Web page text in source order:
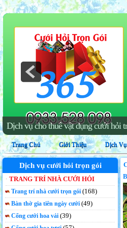
Dịch vụ cho thuê vật dụng cưới hỏi
Trang Chủ Giới Thiệu Dịch
Dịch vụ cưới hỏi trọn gói
TRANG TRÍ NHÀ CƯỚI HỎI
Trang trí nhà cưới trọn gói (168)
Bàn thờ gia tiên ngày cưới (49)
Cổng cưới hoa vải (39)